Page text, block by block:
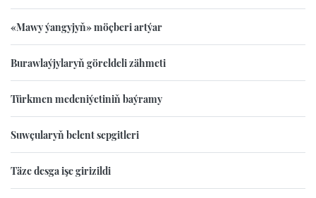
«Mawy ýangyjyň» möçberi artýar
Burawlaýjylaryň göreldeli zähmeti
Türkmen medeniýetiniň baýramy
Suwçularyň belent sepgitleri
Täze desga işe girizildi